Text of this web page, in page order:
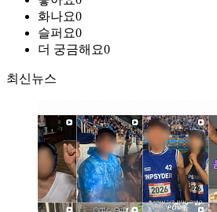
화나요0
슬퍼요0
더 궁금해요0
최신뉴스